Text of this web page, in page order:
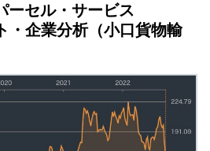
ーセル・サービス
・企業分析（小口貨物輸